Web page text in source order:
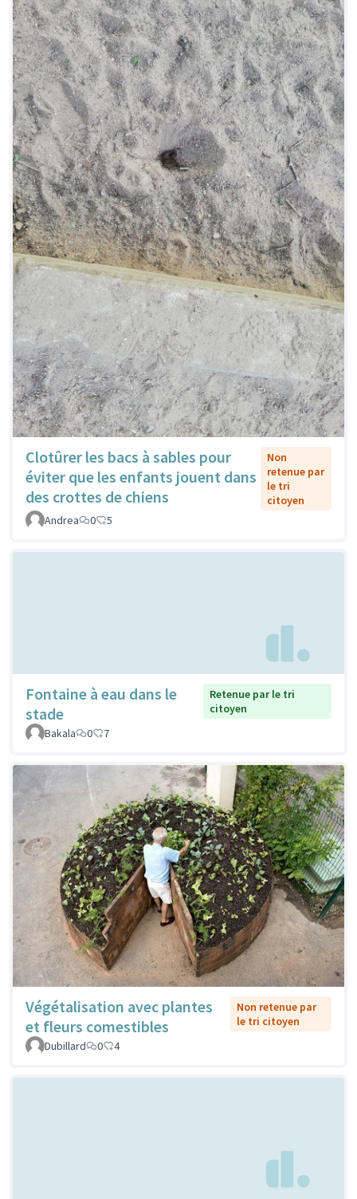
Clotûrer les bacs à sables pour
éviter que les enfants jouent dans
des crottes de chiens
Non
retenue par
le tri
citoyen
Andrea
0 5
Fontaine à eau dans le
stade
Retenue par le tri
citoyen
Bakala
0 7
Végétalisation avec plantes
et fleurs comestibles
Non retenue par
le tri citoyen
Dubillard
0 4